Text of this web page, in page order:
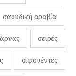
σαουδική αραβία
σειρές
σιφουέντες